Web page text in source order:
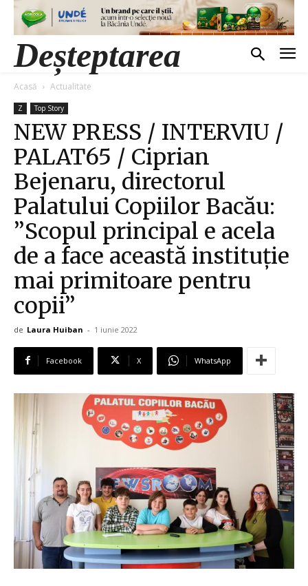
Deșteptarea
Acasă Actualitate
Z Top Story
NEW PRESS / INTERVIU /
PALAT65 / Ciprian
Bejenaru, directorul
Palatului Copiilor Bacău:
”Scopul principal e acela
de a face această instituție
mai primitoare pentru
copii”
de Laura Huiban - 1 iunie 2022
Facebook X WhatsApp